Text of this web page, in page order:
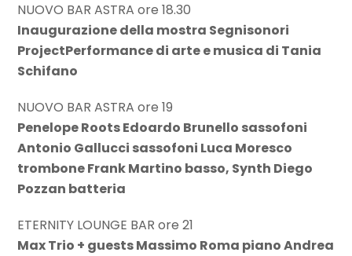
NUOVO BAR ASTRA ore 18.30
Inaugurazione della mostra Segnisonori
ProjectPerformance di arte e musica di Tania
Schifano
NUOVO BAR ASTRA ore 19
Penelope Roots Edoardo Brunello sassofoni
Antonio Gallucci sassofoni Luca Moresco
trombone Frank Martino basso, Synth Diego
Pozzan batteria
ETERNITY LOUNGE BAR ore 21
Max Trio + guests Massimo Roma piano Andrea